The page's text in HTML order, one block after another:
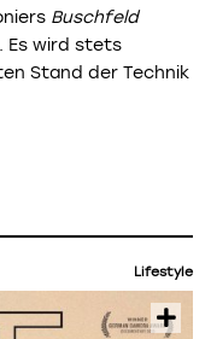
Buschfeld
Es wird stets
Stand der Technik
Lifestyle